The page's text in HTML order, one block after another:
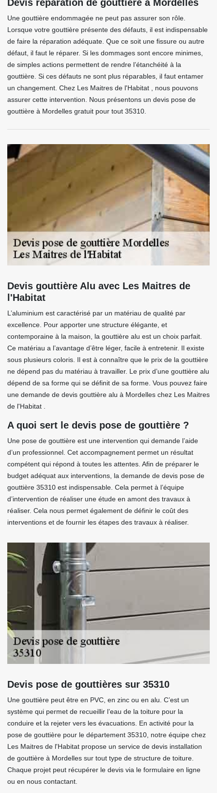
Devis réparation de gouttière à Mordelles
Une gouttière endommagée ne peut pas assurer son rôle.
Lorsque votre gouttière présente des défauts, il est indispensable
de faire la réparation adéquate. Que ce soit une fissure ou autre
défaut, il faut le réparer. Si les dommages sont encore minimes,
de simples actions permettent de rendre l’étanchéité à la
gouttière. Si ces défauts ne sont plus réparables, il faut entamer
un changement. Chez Les Maitres de l'Habitat , nous pouvons
assurer cette intervention. Nous présentons un devis pose de
gouttière à Mordelles gratuit pour tout 35310.
Devis gouttière Alu avec Les Maitres de
l'Habitat
L’aluminium est caractérisé par un matériau de qualité par
excellence. Pour apporter une structure élégante, et
contemporaine à la maison, la gouttière alu est un choix parfait.
Ce matériau a l’avantage d’être léger, facile à entretenir. Il existe
sous plusieurs coloris. Il est à connaître que le prix de la gouttière
ne dépend pas du matériau à travailler. Le prix d’une gouttière alu
dépend de sa forme qui se définit de sa forme. Vous pouvez faire
une demande de devis gouttière alu à Mordelles chez Les Maitres
de l'Habitat .
A quoi sert le devis pose de gouttière ?
Une pose de gouttière est une intervention qui demande l’aide
d’un professionnel. Cet accompagnement permet un résultat
compétent qui répond à toutes les attentes. Afin de préparer le
budget adéquat aux interventions, la demande de devis pose de
gouttière 35310 est indispensable. Cela permet à l’équipe
d’intervention de réaliser une étude en amont des travaux à
réaliser. Cela nous permet également de définir le coût des
interventions et de fournir les étapes des travaux à réaliser.
Devis pose de gouttières sur 35310
Une gouttière peut être en PVC, en zinc ou en alu. C’est un
système qui permet de recueillir l’eau de la toiture pour la
conduire et la rejeter vers les évacuations. En activité pour la
pose de gouttière pour le département 35310, notre équipe chez
Les Maitres de l'Habitat propose un service de devis installation
de gouttière à Mordelles sur tout type de structure de toiture.
Chaque projet peut récupérer le devis via le formulaire en ligne
ou en nous contactant.